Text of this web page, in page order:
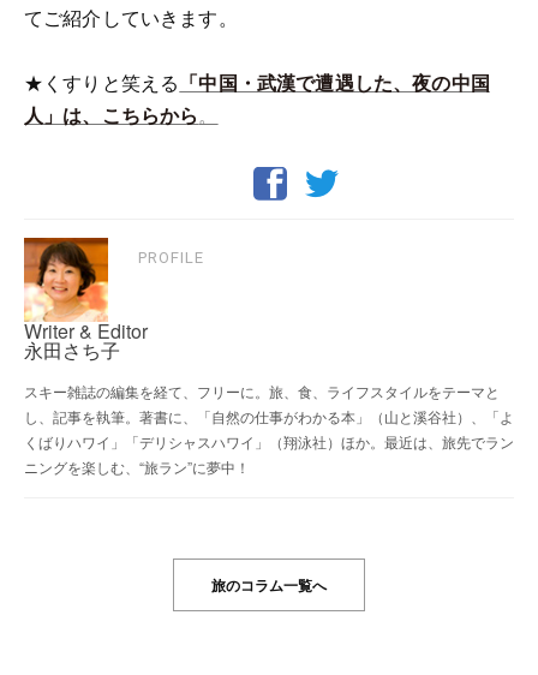
てご紹介していきます。
★くすりと笑える 「中国・武漢で遭遇した、夜の中国
人」は、こちらから。
PROFILE
Writer & Editor
永田さち子
スキー雑誌の編集を経て、フリーに。旅、食、ライフスタイルをテーマと
し、記事を執筆。著書に、「自然の仕事がわかる本」（山と溪谷社）、「よ
くばりハワイ」「デリシャスハワイ」（翔泳社）ほか。最近は、旅先でラン
ニングを楽しむ、“旅ラン”に夢中！
旅のコラム一覧へ